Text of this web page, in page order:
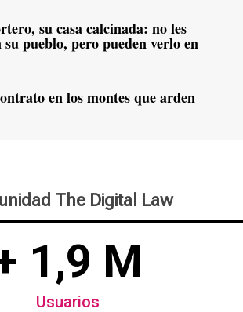
pueblo, pero pueden verlo en
en los montes que arden
The Digital Law
1,9 M
Usuarios